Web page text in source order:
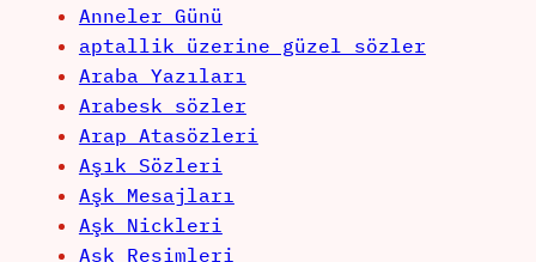
Anneler Günü
aptallik üzerine güzel sözler
Araba Yazıları
Arabesk sözler
Arap Atasözleri
Aşık Sözleri
Aşk Mesajları
Aşk Nickleri
Aşk Resimleri